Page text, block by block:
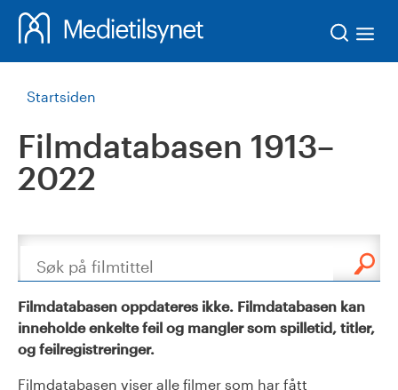
Startsiden
Filmdatabasen 1913–
2022
Søk
Filmdatabasen oppdateres ikke. Filmdatabasen kan
inneholde enkelte feil og mangler som spilletid, titler,
og feilregistreringer.
Filmdatabasen viser alle filmer som har fått